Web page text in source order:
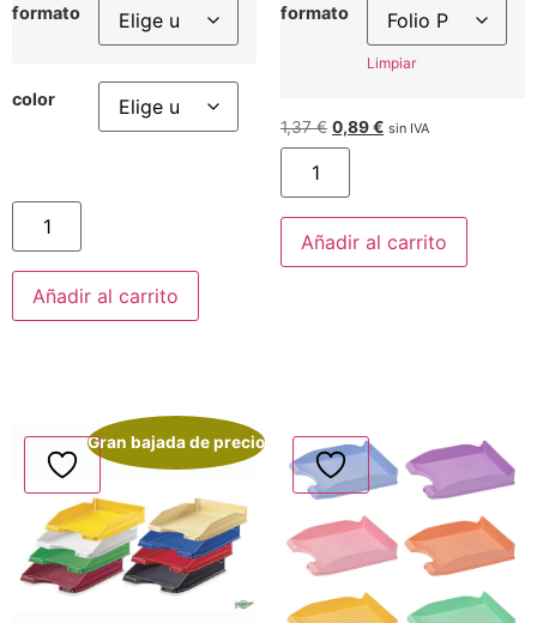
formato
color
Añadir al carrito
formato
Limpiar
1,37€ 0,89€ sin IVA
Añadir al carrito
Gran bajada de precio